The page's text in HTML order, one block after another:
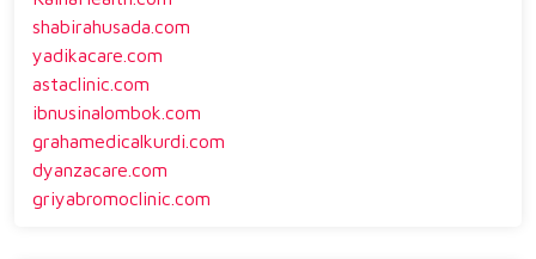
shabirahusada.com
yadikacare.com
astaclinic.com
ibnusinalombok.com
grahamedicalkurdi.com
dyanzacare.com
griyabromoclinic.com